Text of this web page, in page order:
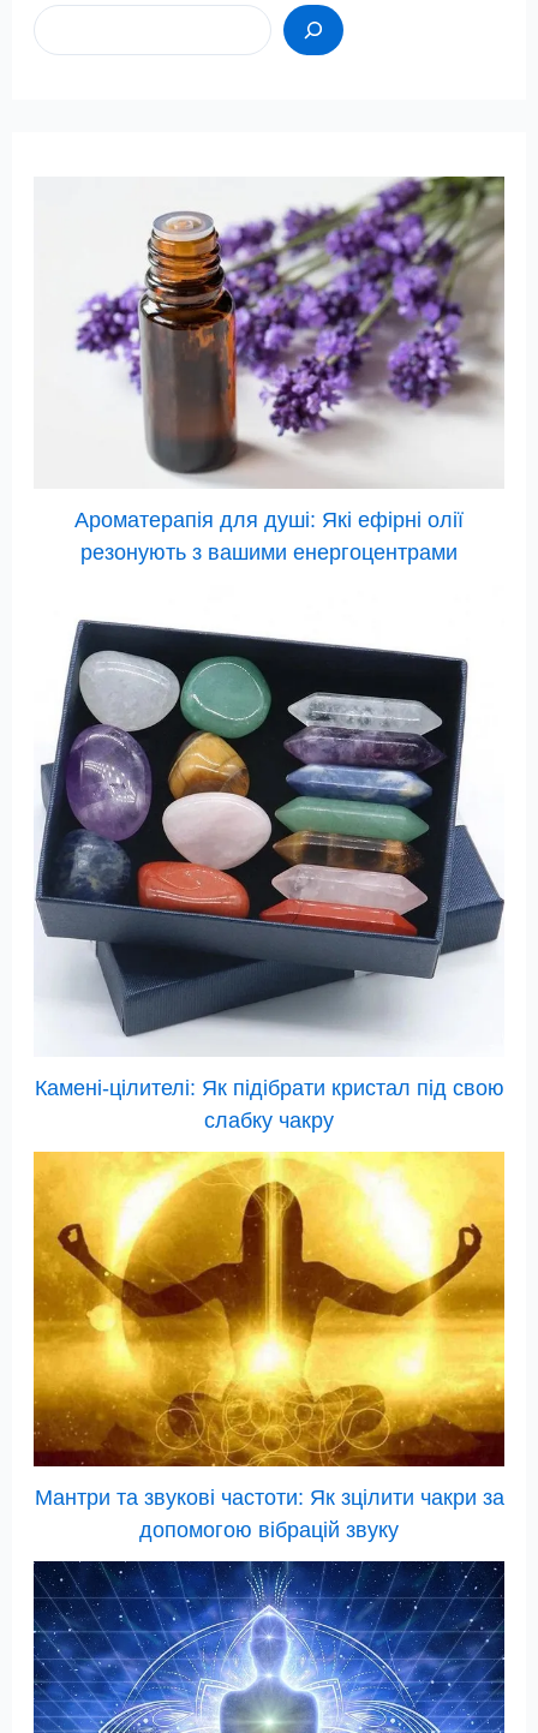
Ароматерапія для душі: Які ефірні олії
резонують з вашими енергоцентрами
Камені-цілителі: Як підібрати кристал під свою
слабку чакру
Мантри та звукові частоти: Як зцілити чакри за
допомогою вібрацій звуку